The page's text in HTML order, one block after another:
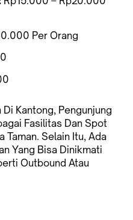
Per Orang
Di Kantong, Pengunjung
Fasilitas Dan Spot
Taman. Selain Itu, Ada
Yang Bisa Dinikmati
Outbound Atau